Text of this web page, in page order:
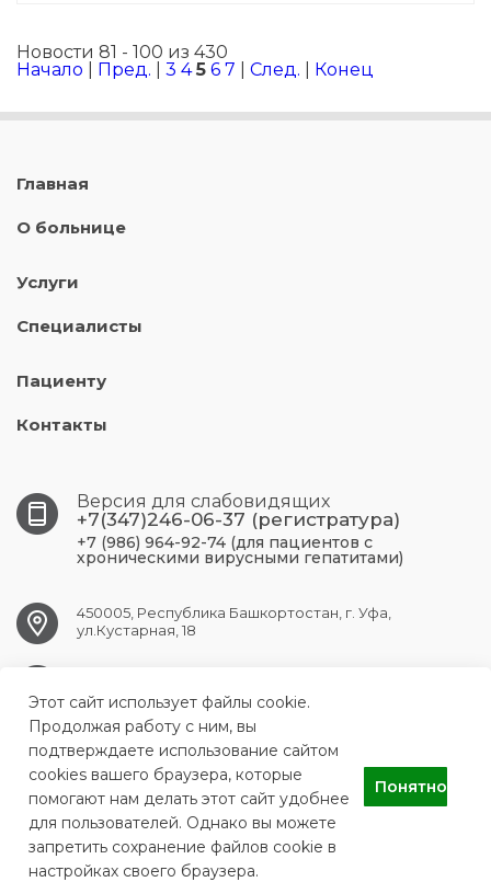
Новости 81 - 100 из 430
Начало
Пред. 3 4 5 6 7 След. Конец
Главная
О больнице
Услуги
Специалисты
Пациенту
Контакты
Версия для слабовидящих
+7(347)246-06-37 (регистратура)
+7 (986) 964-92-74 (для пациентов с
хроническими вирусными гепатитами)
450005, Республика Башкортостан, г. Уфа,
ул.Кустарная, 18
ГБУЗ Республиканский центр по профилактике и борьбе со
СПИДом и инфекционными заболеваниями
Этот сайт использует файлы cookie.
Продолжая работу с ним, вы
подтверждаете использование сайтом
cookies вашего браузера, которые
помогают нам делать этот сайт удобнее
для пользователей. Однако вы можете
запретить сохранение файлов cookie в
настройках своего браузера.
Понятно